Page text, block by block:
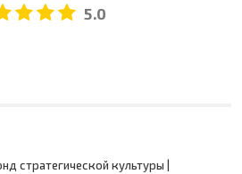
5.0
стратегической культуры |